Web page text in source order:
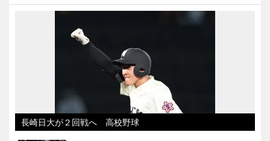
長崎日大が２回戦へ 高校野球